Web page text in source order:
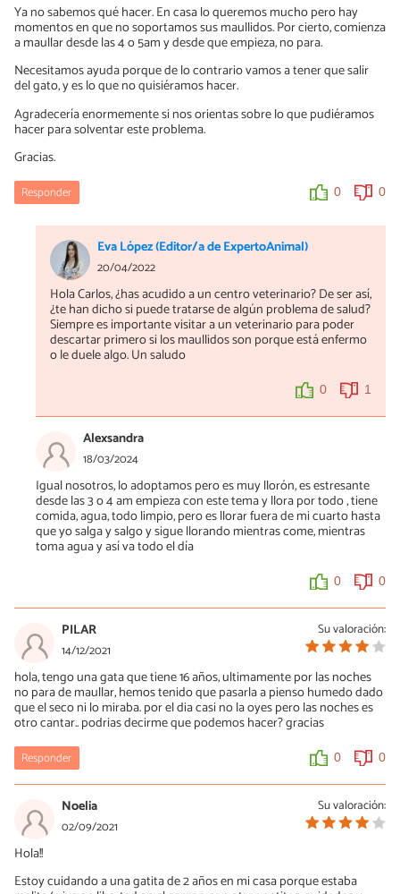
Ya no sabemos qué hacer. En casa lo queremos mucho pero hay
momentos en que no soportamos sus maullidos. Por cierto, comienza
a maullar desde las 4 o 5am y desde que empieza, no para.
Necesitamos ayuda porque de lo contrario vamos a tener que salir
del gato, y es lo que no quisiéramos hacer.
Agradecería enormemente si nos orientas sobre lo que pudiéramos
hacer para solventar este problema.
Gracias.
Responder 0 0
Eva López (Editor/a de ExpertoAnimal)
20/04/2022
Hola Carlos, ¿has acudido a un centro veterinario? De ser así,
¿te han dicho si puede tratarse de algún problema de salud?
Siempre es importante visitar a un veterinario para poder
descartar primero si los maullidos son porque está enfermo
o le duele algo. Un saludo
0 1
Alexsandra
18/03/2024
Igual nosotros, lo adoptamos pero es muy llorón, es estresante
desde las 3 o 4 am empieza con este tema y llora por todo , tiene
comida, agua, todo limpio, pero es llorar fuera de mi cuarto hasta
que yo salga y salgo y sigue llorando mientras come, mientras
toma agua y así va todo el día
0 0
Su valoración:
PILAR
14/12/2021
hola, tengo una gata que tiene 16 años, ultimamente por las noches
no para de maullar, hemos tenido que pasarla a pienso humedo dado
que el seco ni lo miraba. por el dia casi no la oyes pero las noches es
otro cantar.. podrias decirme que podemos hacer? gracias
Responder 0 0
Su valoración:
Noelia
02/09/2021
Hola!!
Estoy cuidando a una gatita de 2 años en mi casa porque estaba